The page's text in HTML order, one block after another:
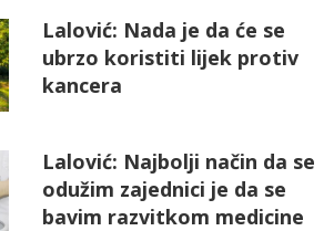
Lalović: Nada je da će se
ubrzo koristiti lijek protiv
kancera
Lalović: Najbolji način da se
odužim zajednici je da se
bavim razvitkom medicine